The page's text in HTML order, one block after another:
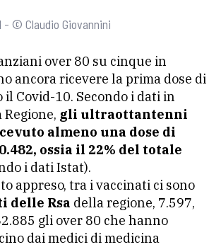
- © Claudio Giovannini
over 80 su cinque in
ancora ricevere la prima dose di
Covid-10. Secondo i dati in
Regione, gli ultraottantenni
almeno una dose di
ossia il 22% del totale
i dati Istat).
appreso, tra i vaccinati ci sono
delle Rsa della regione, 7.597,
gli over 80 che hanno
dai medici di medicina